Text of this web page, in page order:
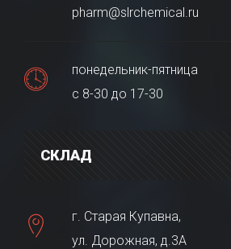
pharm@slrchemical.ru
понедельник-пятница
с 8-30 до 17-30
СКЛАД
г. Старая Купавна,
ул. Дорожная, д.3А